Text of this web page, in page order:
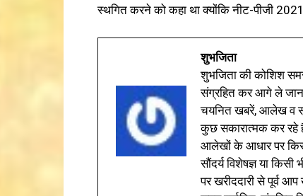
स्थगित करने को कहा था क्योंकि नीट-पीजी
शुभजिता
शुभजिता की कोशिश
संग्रहित कर आगे ले
चयनित खबरें, आलेख व
कुछ सकारात्मक कर रहे
आलेखों के आधार पर
सौंदर्य विशेषज्ञ या
पर खरीददारी से पूर्व